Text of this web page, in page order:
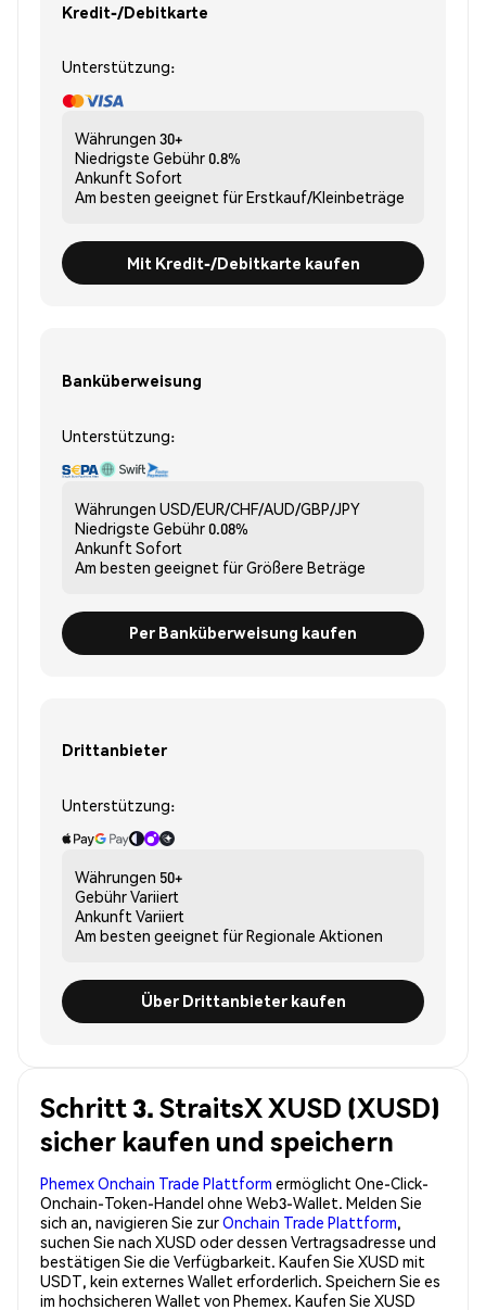
Kredit-/Debitkarte
Unterstützung:
Währungen 30+
Niedrigste Gebühr0.8%
Ankunft Sofort
Am besten geeignet fürErstkauf/Kleinbeträge
Mit Kredit-/Debitkarte kaufen
Banküberweisung
Unterstützung:
Währungen USD/EUR/CHF/AUD/GBP/JPY
Niedrigste Gebühr0.08%
Ankunft Sofort
Am besten geeignet fürGrößere Beträge
Per Banküberweisung kaufen
Drittanbieter
Unterstützung:
Währungen 50+
GebührVariiert
Ankunft Variiert
Am besten geeignet fürRegionale Aktionen
Über Drittanbieter kaufen
Schritt 3. StraitsX XUSD (XUSD)
sicher kaufen und speichern
Phemex Onchain Trade Plattform ermöglicht One-Click-
Onchain-Token-Handel ohne Web3-Wallet. Melden Sie
sich an, navigieren Sie zurOnchain Trade Plattform,
suchen Sie nach XUSD oder dessen Vertragsadresse und
bestätigen Sie die Verfügbarkeit. Kaufen Sie XUSD mit
USDT, kein externes Wallet erforderlich. Speichern Sie es
im hochsicheren Wallet von Phemex. Kaufen Sie XUSD